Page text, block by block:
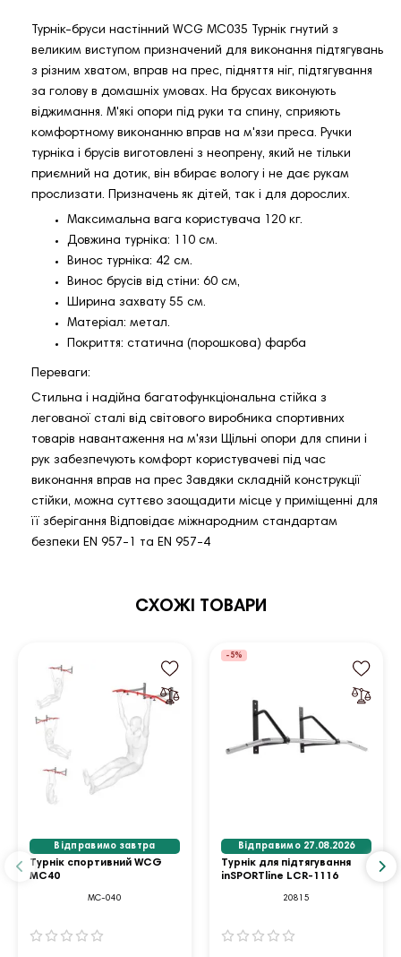
Турнік-бруси настінний WCG MC035 Турнік гнутий з
великим виступом призначений для виконання підтягувань
з різним хватом, вправ на прес, підняття ніг, підтягування
за голову в домашніх умовах. На брусах виконують
віджимання. М'які опори під руки та спину, сприяють
комфортному виконанню вправ на м'язи преса. Ручки
турніка і брусів виготовлені з неопрену, який не тільки
приємний на дотик, він вбирає вологу і не дає рукам
прослизати. Призначень як дітей, так і для дорослих.
Максимальна вага користувача 120 кг.
Довжина турніка: 110 см.
Винос турніка: 42 см.
Винос брусів від стіни: 60 см,
Ширина захвату 55 см.
Матеріал: метал.
Покриття: статична (порошкова) фарба
Переваги:
Стильна і надійна багатофункціональна стійка з
легованої сталі від світового виробника спортивних
товарів навантаження на м'язи Щільні опори для спини і
рук забезпечують комфорт користувачеві під час
виконання вправ на прес Завдяки складній конструкції
стійки, можна суттєво заощадити місце у приміщенні для
її зберігання Відповідає міжнародним стандартам
безпеки EN 957-1 та EN 957-4
СХОЖІ ТОВАРИ
Відправимо завтра
Турнік спортивний WCG
MC40
MC-040
-5%
Відправимо 27.08.2026
Турнік для підтягування
inSPORTline LCR-1116
20815